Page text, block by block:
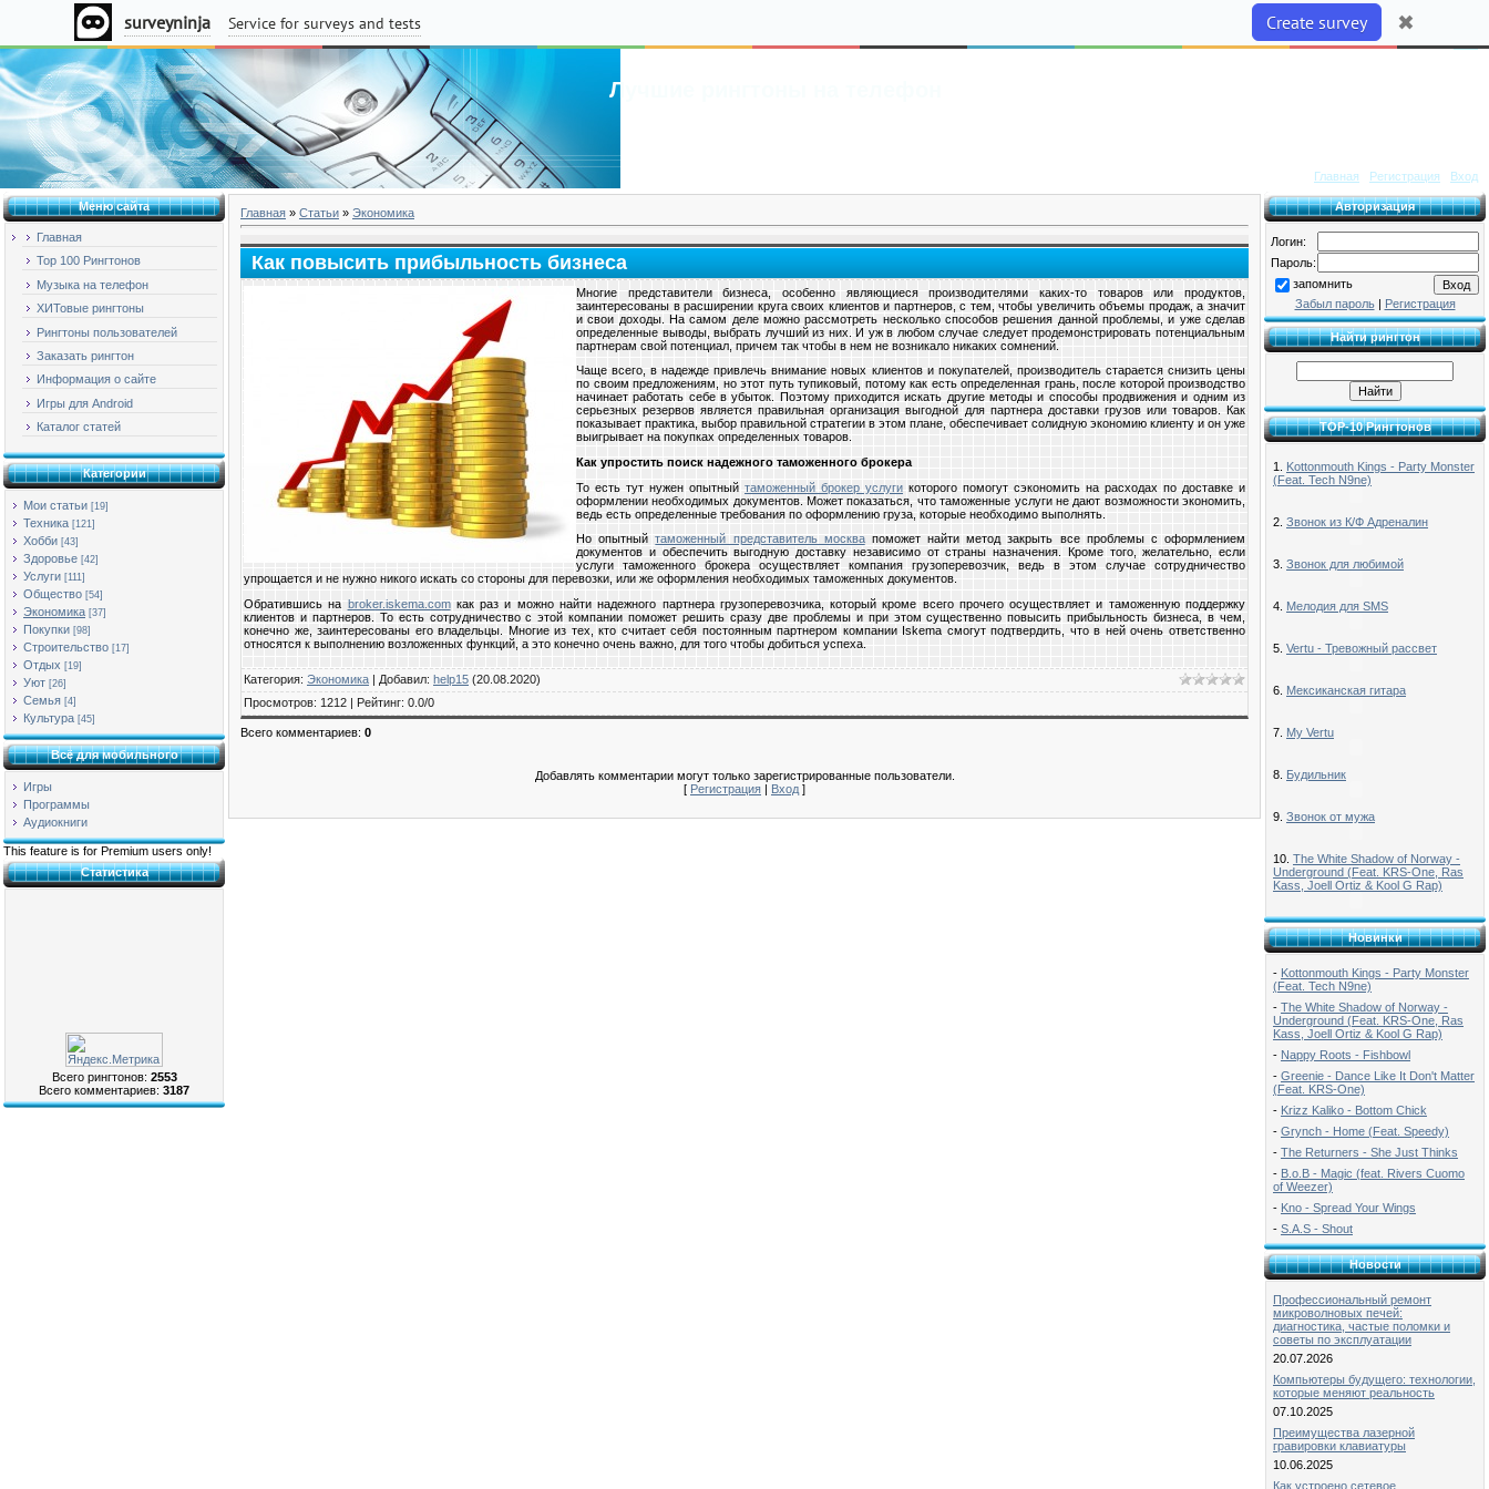
Суббота, 08.08.2026, 16:24
Приветствую Вас Гость|RSS
Лучшие рингтоны на телефон
Главная Регистрация Вход
Меню сайта
Главная
Top 100 Рингтонов
Музыка на телефон
ХИТовые рингтоны
Рингтоны пользователей
Заказать рингтон
Информация о сайте
Игры для Android
Каталог статей
Категории
Мои статьи [19]
Техника [121]
Хобби [43]
Здоровье [42]
Услуги [111]
Общество [54]
Экономика [37]
Покупки [98]
Строительство [17]
Отдых [19]
Уют [26]
Семья [4]
Культура [45]
Всё для мобильного
Игры
Программы
Аудиокниги
This feature is for Premium users only!
Статистика
Всего рингтонов: 2553
Всего комментариев: 3187
Главная » Статьи » Экономика
Как повысить прибыльность бизнеса
Многие представители бизнеса, особенно являющиеся производителями каких-то товаров или продуктов,
заинтересованы в расширении круга своих клиентов и партнеров, с тем, чтобы увеличить объемы продаж, а значит
и свои доходы. На самом деле можно рассмотреть несколько способов решения данной проблемы, и уже сделав
определенные выводы, выбрать лучший из них. И уж в любом случае следует продемонстрировать потенциальным
партнерам свой потенциал, причем так чтобы в нем не возникало никаких сомнений.
Чаще всего, в надежде привлечь внимание новых клиентов и покупателей, производитель старается снизить цены
по своим предложениям, но этот путь тупиковый, потому как есть определенная грань, после которой производство
начинает работать себе в убыток. Поэтому приходится искать другие методы и способы продвижения и одним из
серьезных резервов является правильная организация выгодной для партнера доставки грузов или товаров. Как
показывает практика, выбор правильной стратегии в этом плане, обеспечивает солидную экономию клиенту и он уже
выигрывает на покупках определенных товаров.
Как упростить поиск надежного таможенного брокера
То есть тут нужен опытный таможенный брокер услуги которого помогут сэкономить на расходах по доставке и
оформлении необходимых документов. Может показаться, что таможенные услуги не дают возможности экономить,
ведь есть определенные требования по оформлению груза, которые необходимо выполнять.
Но опытныйтаможенный представитель москвапоможет найти метод закрыть все проблемы с оформлением
документов и обеспечить выгодную доставку независимо от страны назначения. Кроме того, желательно, если
услуги таможенного брокера осуществляет компания грузоперевозчик, ведь в этом случае сотрудничество
упрощается и не нужно никого искать со стороны для перевозки, или же оформления необходимых таможенных документов.
Обратившись на broker.iskema.comкак раз и можно найти надежного партнера грузоперевозчика, который кроме всего прочего осуществляет и таможенную поддержку
клиентов и партнеров. То есть сотрудничество с этой компании поможет решить сразу две проблемы и при этом существенно повысить прибыльность бизнеса, в чем,
конечно же, заинтересованы его владельцы. Многие из тех, кто считает себя постоянным партнером компании Iskema смогут подтвердить, что в ней очень ответственно
относятся к выполнению возложенных функций, а это конечно очень важно, для того чтобы добиться успеха.
Категория: Экономика | Добавил: help15 (20.08.2020)
Просмотров: 1212 | Рейтинг: 0.0/0
Всего комментариев: 0
Добавлять комментарии могут только зарегистрированные пользователи.
[ Регистрация | Вход ]
Авторизация
Логин:
Пароль:
запомнить
Забыл пароль| Регистрация
Найти рингтон
TOP-10 Рингтонов
1. Kottonmouth Kings - Party Monster
(Feat. Tech N9ne)
2. Звонок из К/Ф Адреналин
3. Звонок для любимой
4. Мелодия для SMS
5. Vertu - Тревожный рассвет
6. Мексиканская гитара
7. My Vertu
8. Будильник
9. Звонок от мужа
10. The White Shadow of Norway -
Underground (Feat. KRS-One, Ras
Kass, Joell Ortiz & Kool G Rap)
Новинки
- Kottonmouth Kings - Party Monster
(Feat. Tech N9ne)
- The White Shadow of Norway -
Underground (Feat. KRS-One, Ras
Kass, Joell Ortiz & Kool G Rap)
- Nappy Roots - Fishbowl
- Greenie - Dance Like It Don't Matter
(Feat. KRS-One)
- Krizz Kaliko - Bottom Chick
- Grynch - Home (Feat. Speedy)
- The Returners - She Just Thinks
- B.o.B - Magic (feat. Rivers Cuomo
of Weezer)
- Kno - Spread Your Wings
- S.A.S - Shout
Новости
Профессиональный ремонт
микроволновых печей:
диагностика, частые поломки и
советы по эксплуатации
20.07.2026
Компьютеры будущего: технологии,
которые меняют реальность
07.10.2025
Преимущества лазерной
гравировки клавиатуры
10.06.2025
Как устроено сетевое